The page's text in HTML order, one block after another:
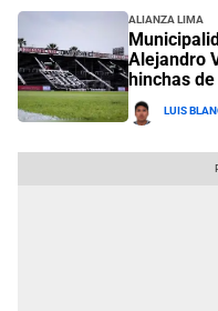
Alianza Lima
Alejandro
hinchas
Luis